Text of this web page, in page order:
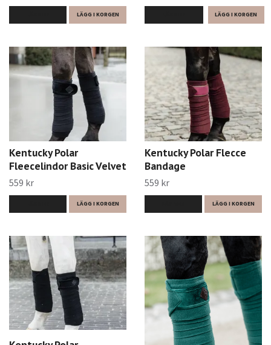
LÄGG I KORGEN
Kentucky Polar
Fleecelindor Basic Velvet
559 kr
LÄGG I KORGEN
Kentucky Polar Flecce
Bandage
559 kr
LÄGG I KORGEN